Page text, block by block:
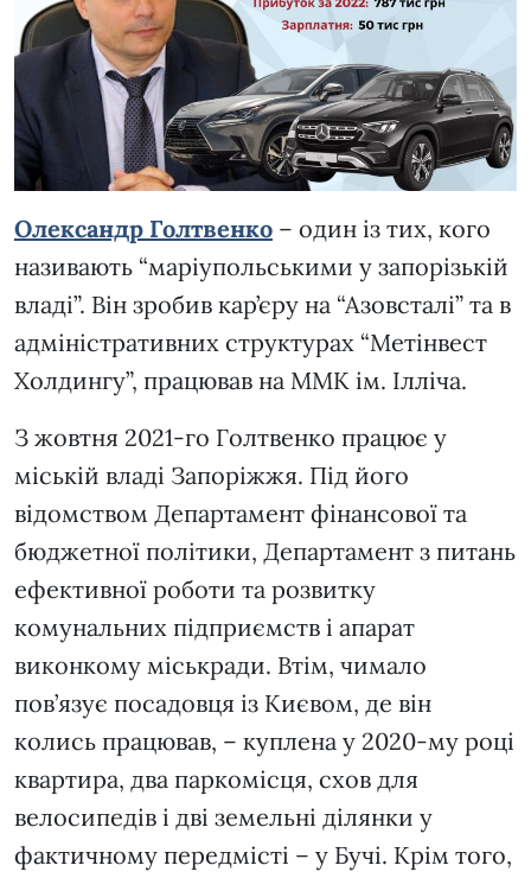
Олександр Голтвенко – один із тих, кого
називають “маріупольськими у запорізькій
владі”. Він зробив кар’єру на “Азовсталі” та в
адміністративних структурах “Метінвест
Холдингу”, працював на ММК ім. Ілліча.
З жовтня 2021-го Голтвенко працює у
міській владі Запоріжжя. Під його
відомством Департамент фінансової та
бюджетної політики, Департамент з питань
ефективної роботи та розвитку
комунальних підприємств і апарат
виконкому міськради. Втім, чимало
пов’язує посадовця із Києвом, де він
колись працював, – куплена у 2020-му році
квартира, два паркомісця, схов для
велосипедів і дві земельні ділянки у
фактичному передмісті – у Бучі. Крім того,